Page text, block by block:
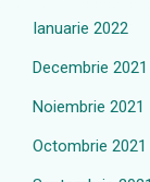
Ianuarie 2022
Decembrie 2021
Noiembrie 2021
Octombrie 2021